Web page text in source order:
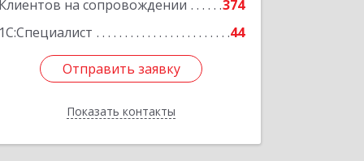
Клиентов на сопровождении
374
1С:Специалист
44
Отправить заявку
Показать контакты
Отправить заявку
Назад